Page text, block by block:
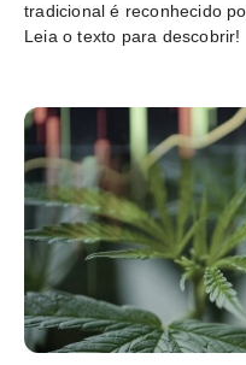
tradicional é reconhecido
Leia o texto para